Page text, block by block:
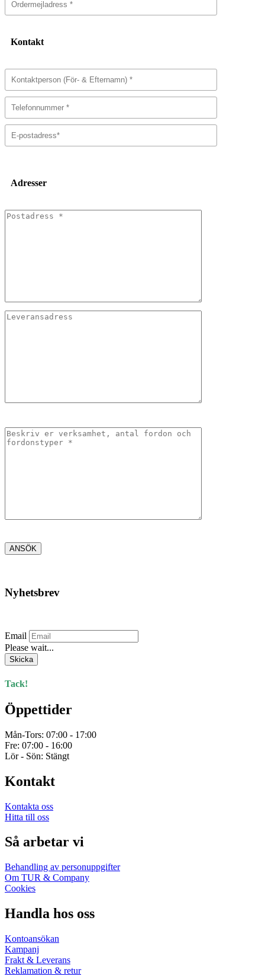
Kontakt
Adresser
Nyhetsbrev
Email
Please wait...
Skicka
Tack!
Öppettider
Mån-Tors: 07:00 - 17:00
Fre: 07:00 - 16:00
Lör - Sön: Stängt
Kontakt
Kontakta oss
Hitta till oss
Så arbetar vi
Behandling av personuppgifter
Om TUR & Company
Cookies
Handla hos oss
Kontoansökan
Kampanj
Frakt & Leverans
Reklamation & retur